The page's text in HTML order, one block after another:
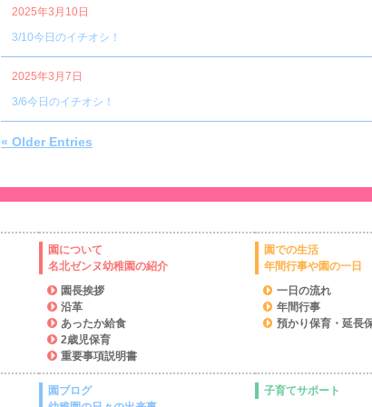
3/10今日のイチオシ！
2025年3月10日
3/6今日のイチオシ！
2025年3月7日
« Older Entries
園について
名北ゼンヌ幼稚園の紹介
園長挨拶
沿革
あったか給食
2歳児保育
重要事項説明書
園での生活
年間行事や園の一日
一日の流れ
年間行事
預かり保育・延長
園ブログ
子育てサポート